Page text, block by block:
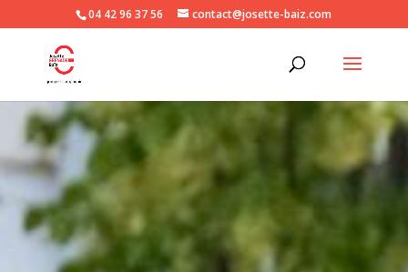
04 42 96 37 56 contact@josette-baiz.com